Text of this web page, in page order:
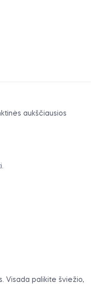
aukščiausios
Visada palikite šviežio,